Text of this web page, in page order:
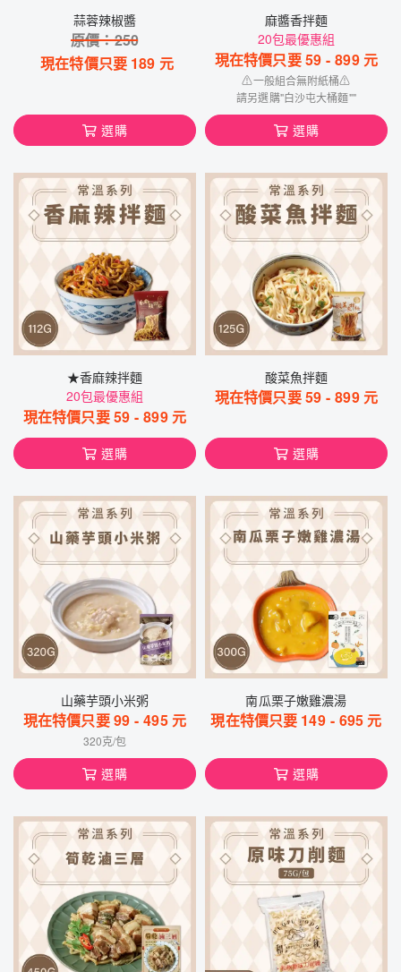
蒜蓉辣椒醬
原價：250
現在特價只要 189 元
選購
麻醬香拌麵
20包最優惠組
現在特價只要59 - 899元
⚠一般組合無附紙桶⚠
請另選購"白沙屯大桶麵""
選購
★香麻辣拌麵
20包最優惠組
現在特價只要59 - 899元
選購
酸菜魚拌麵
現在特價只要59 - 899元
選購
山藥芋頭小米粥
現在特價只要99 - 495元
320克/包
選購
南瓜栗子嫩雞濃湯
現在特價只要 149 - 695 元
選購